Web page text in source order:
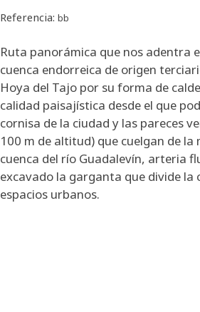
Referencia:bb
Ruta panorámica que nos adentra
cuenca endorreica de origen
Hoya del Tajo por su forma de
calidad paisajística desde el que
cornisa de la ciudad y las pareces
100 m de altitud) que cuelgan de la
cuenca del río Guadalevín, arteria
excavado la garganta que divide la
espacios urbanos.